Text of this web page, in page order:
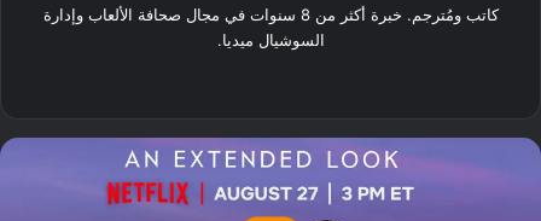
كاتب ومُترجم. خبرة أكثر من 8 سنوات في مجال صحافة الألعاب وإدارة
السوشيال ميديا.